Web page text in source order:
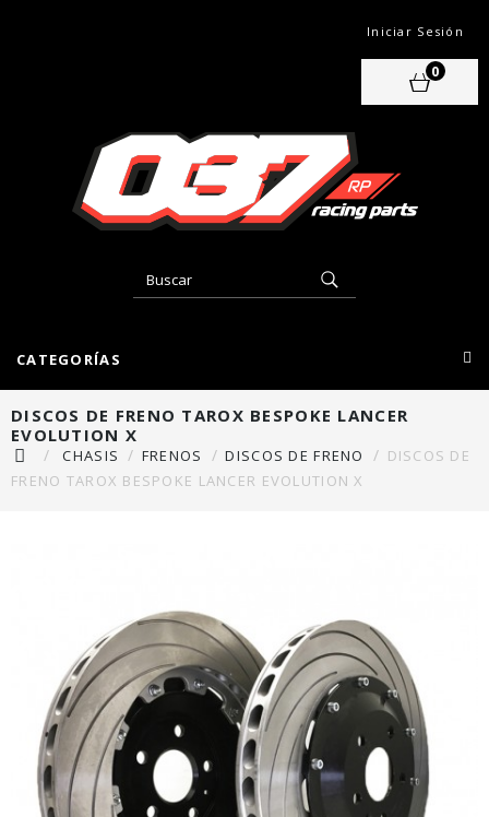
Iniciar Sesión
0
CATEGORÍAS
DISCOS DE FRENO TAROX BESPOKE LANCER
EVOLUTION X
CHASIS FRENOS DISCOS DE FRENO
DISCOS DE
FRENO TAROX BESPOKE LANCER EVOLUTION X